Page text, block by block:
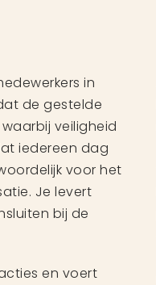
in
de gestelde
veiligheid
iedereen dag
voor het
Je levert
bij de
en voert